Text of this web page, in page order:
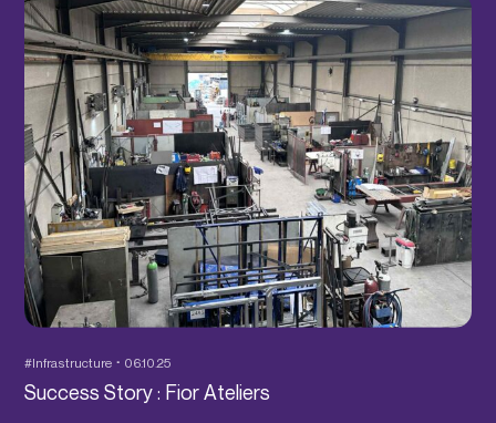
#Infrastructure 06.10.25
Success Story : Fior Ateliers